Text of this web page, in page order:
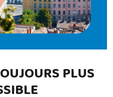
PLUS